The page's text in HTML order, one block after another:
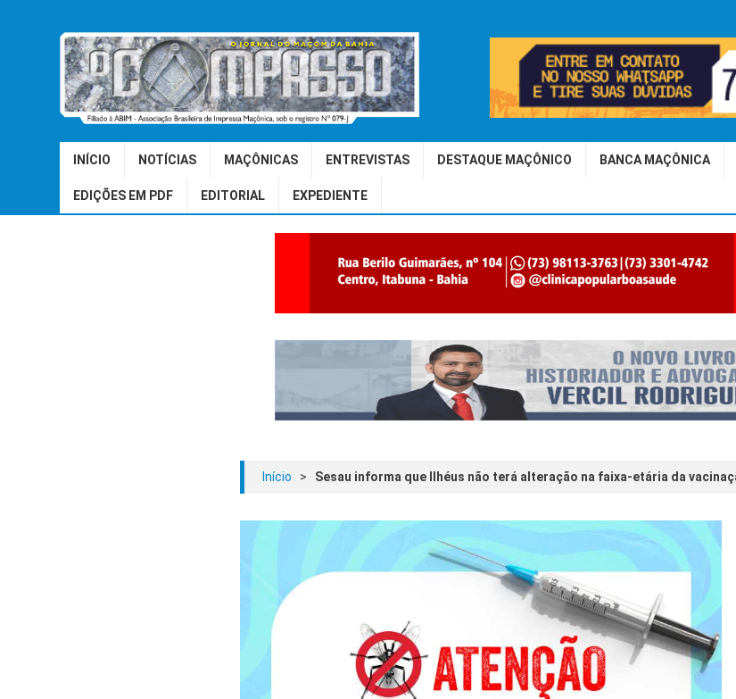
INÍCIO NOTÍCIAS MAÇÔNICAS ENTREVISTAS DESTAQUE MAÇÔNICO BANCA MAÇÔNICA
EDIÇÕES EM PDF EDITORIAL EXPEDIENTE
Início > Sesau informa que Ilhéus não terá alteração na faixa-etária da